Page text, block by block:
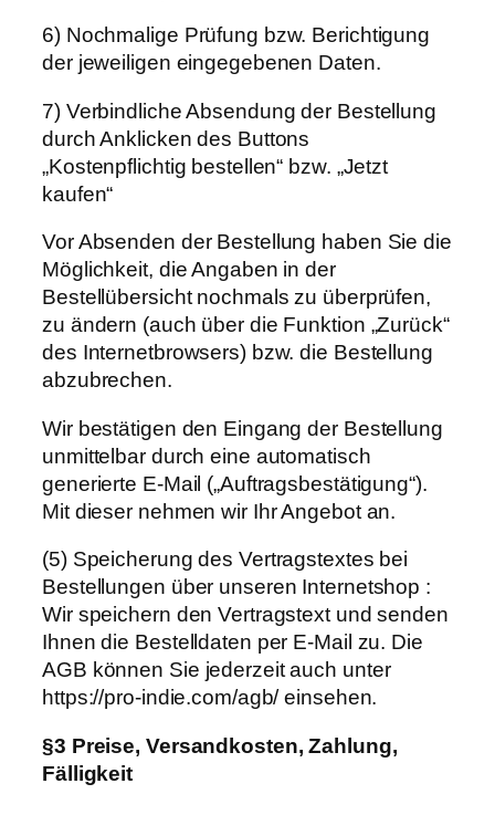
6) Nochmalige Prüfung bzw. Berichtigung
der jeweiligen eingegebenen Daten.
7) Verbindliche Absendung der Bestellung
durch Anklicken des Buttons
„Kostenpflichtig bestellen“ bzw. „Jetzt
kaufen“
Vor Absenden der Bestellung haben Sie die
Möglichkeit, die Angaben in der
Bestellübersicht nochmals zu überprüfen,
zu ändern (auch über die Funktion „Zurück“
des Internetbrowsers) bzw. die Bestellung
abzubrechen.
Wir bestätigen den Eingang der Bestellung
unmittelbar durch eine automatisch
generierte E-Mail („Auftragsbestätigung“).
Mit dieser nehmen wir Ihr Angebot an.
(5) Speicherung des Vertragstextes bei
Bestellungen über unseren Internetshop :
Wir speichern den Vertragstext und senden
Ihnen die Bestelldaten per E-Mail zu. Die
AGB können Sie jederzeit auch unter
https://pro-indie.com/agb/ einsehen.
§3 Preise, Versandkosten, Zahlung,
Fälligkeit